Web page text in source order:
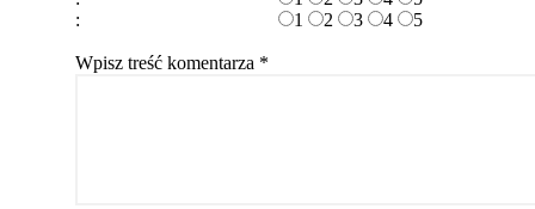
:
1 2 3 4 5
Wpisz treść komentarza *